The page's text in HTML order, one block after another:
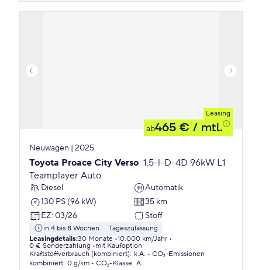
Leasing
ab465 € / mtl.
Neuwagen | 2025
Toyota Proace City Verso 1,5-l-D-4D 96kW L1
Teamplayer Auto
Diesel
Automatik
130 PS (96 kW)
35 km
EZ: 03/26 Stoff
in 4 bis 8 Wochen
Tageszulassung
Leasingdetails:30 Monate 10.000 km/Jahr
0 € Sonderzahlung
mit Kaufoption
Kraftstoffverbrauch (kombiniert): k.A.
CO₂-Emissionen
kombiniert: 0 g/km CO₂-Klasse: A